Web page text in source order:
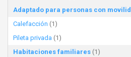
Calefacción (1)
Pileta privada (1)
Habitaciones familiares (1)